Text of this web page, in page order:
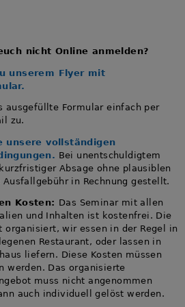
nicht Online anmelden?
unserem Flyer mit
ausgefüllte Formular einfach per
zu.
unsere vollständigen
Bei unentschuldigtem
Absage ohne plausiblen
in Rechnung gestellt.
Kosten: Das Seminar mit allen
und Inhalten ist kostenfrei. Die
organisiert, wir essen in der Regel in
Restaurant, oder lassen in
liefern. Diese Kosten müssen
werden. Das organisierte
muss nicht angenommen
auch individuell gelöst werden.